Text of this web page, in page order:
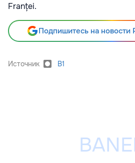
Franței.
Подпишитесь на новости
Источник B1